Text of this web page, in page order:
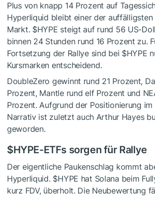
Plus von knapp 14 Prozent auf
Hyperliquid bleibt einer der auffälligsten
Markt. $HYPE steigt auf rund 56 US-
binnen 24 Stunden rund 16 Prozent zu.
Fortsetzung der Rallye sind bei $HYPE
Kursmarken entscheidend.
DoubleZero gewinnt rund 21 Prozent,
Prozent, Mantle rund elf Prozent und
Prozent. Aufgrund der Positionierung
Narrativ ist zuletzt auch Arthur Hayes
geworden.
$HYPE-ETFs sorgen für Rallye
Der eigentliche Paukenschlag kommt
Hyperliquid. $HYPE hat Solana beim
kurz FDV, überholt. Die Neubewertung